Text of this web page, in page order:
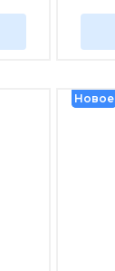
Новое
Новое